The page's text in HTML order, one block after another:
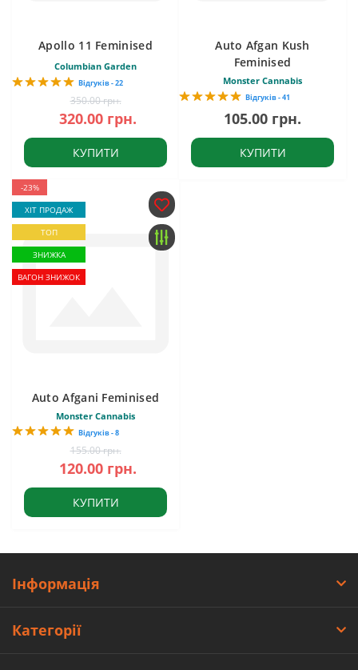
Apollo 11 Feminised
Columbian Garden
Відгуків - 22
350.00 грн.
320.00 грн.
КУПИТИ
Auto Afgan Kush
Feminised
Monster Cannabis
Відгуків - 41
105.00 грн.
КУПИТИ
-23%
ХІТ ПРОДАЖ
ТОП
ЗНИЖКА
ВАГОН ЗНИЖОК
Auto Afgani Feminised
Monster Cannabis
Відгуків - 8
155.00 грн.
120.00 грн.
КУПИТИ
Інформація
Категорії